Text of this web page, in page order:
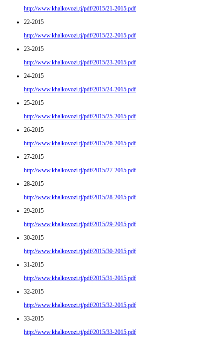
http://www.khalkovozi.tj/pdf/2015/21-2015.pdf
22-2015
http://www.khalkovozi.tj/pdf/2015/22-2015.pdf
23-2015
http://www.khalkovozi.tj/pdf/2015/23-2015.pdf
24-2015
http://www.khalkovozi.tj/pdf/2015/24-2015.pdf
25-2015
http://www.khalkovozi.tj/pdf/2015/25-2015.pdf
26-2015
http://www.khalkovozi.tj/pdf/2015/26-2015.pdf
27-2015
http://www.khalkovozi.tj/pdf/2015/27-2015.pdf
28-2015
http://www.khalkovozi.tj/pdf/2015/28-2015.pdf
29-2015
http://www.khalkovozi.tj/pdf/2015/29-2015.pdf
30-2015
http://www.khalkovozi.tj/pdf/2015/30-2015.pdf
31-2015
http://www.khalkovozi.tj/pdf/2015/31-2015.pdf
32-2015
http://www.khalkovozi.tj/pdf/2015/32-2015.pdf
33-2015
http://www.khalkovozi.tj/pdf/2015/33-2015.pdf